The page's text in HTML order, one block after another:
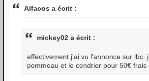
Alfacos a écrit :
mickey02 a écrit :
effectivement j'ai vu l'annonce sur lbc.
pommeau et le cendrier pour 50€ frais